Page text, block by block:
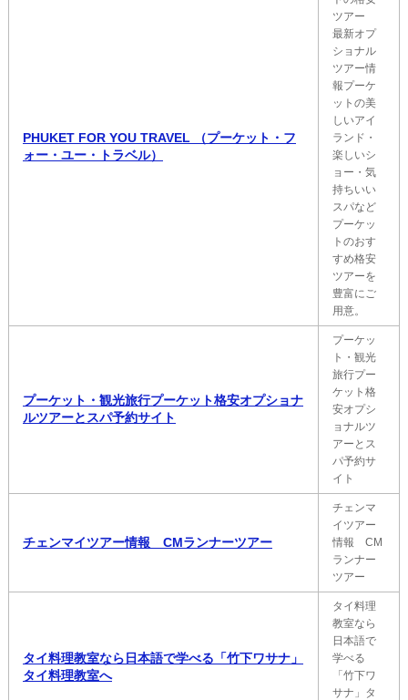
PHUKET FOR YOU TRAVEL （プーケット・フ
ォー・ユー・トラベル）
ツアー
最新オプ
ショナル
ツアー情
報プーケ
ットの美
しいアイ
ランド・
楽しいシ
ョー・気
持ちいい
スパなど
プーケッ
トのおす
すめ格安
ツアーを
豊富にご
用意。
プーケット・観光旅行プーケット格安オプショナ
ルツアーとスパ予約サイト
プーケッ
ト・観光
旅行プー
ケット格
安オプシ
ョナルツ
アーとス
パ予約サ
イト
チェンマイツアー情報 CMランナーツアー
チェンマ
イツアー
情報 CM
ランナー
ツアー
タイ料理教室なら日本語で学べる「竹下ワサナ」
タイ料理教室へ
タイ料理
教室なら
日本語で
学べる
「竹下ワ
サナ」タ